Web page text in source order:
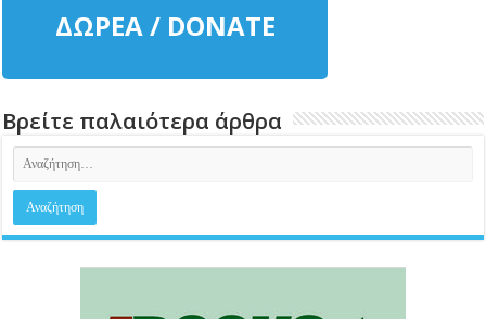
ΔΩΡΕΑ / DONATE
Βρείτε παλαιότερα άρθρα